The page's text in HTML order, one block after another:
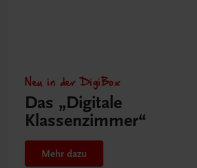
Neu in der DigiBox
Das „Digitale
Klassenzimmer“
Mehr dazu